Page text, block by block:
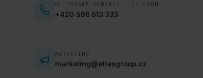
KLIENTSKÉ CENTRUM · TELEFON
+420 596 613 333
MARKETING
marketing@atlasgroup.cz